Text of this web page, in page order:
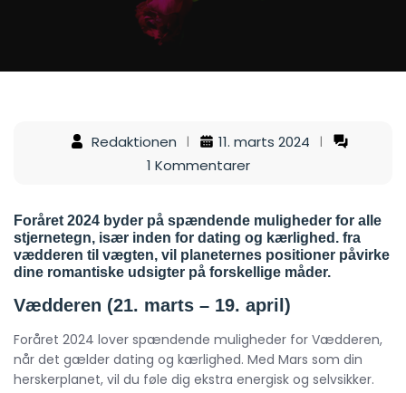
Redaktionen
11. marts 2024
1 Kommentarer
Foråret 2024 byder på spændende muligheder for alle
stjernetegn, især inden for dating og kærlighed. fra
vædderen til vægten, vil planeternes positioner påvirke
dine romantiske udsigter på forskellige måder.
Vædderen (21. marts – 19. april)
Foråret 2024 lover spændende muligheder for Vædderen,
når det gælder dating og kærlighed. Med Mars som din
herskerplanet, vil du føle dig ekstra energisk og selvsikker.